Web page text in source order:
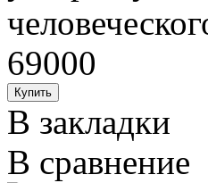
69000
В закладки
В сравнение